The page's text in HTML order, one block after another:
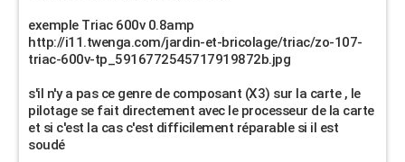
exemple Triac 600v 0.8amp
http://i11.twenga.com/jardin-et-bricolage/triac/zo-107-
triac-600v-tp_5916772545717919872b.jpg
s'il n'y a pas ce genre de composant (X3) sur la carte , le
pilotage se fait directement avec le processeur de la carte
et si c'est la cas c'est difficilement réparable si il est
soudé